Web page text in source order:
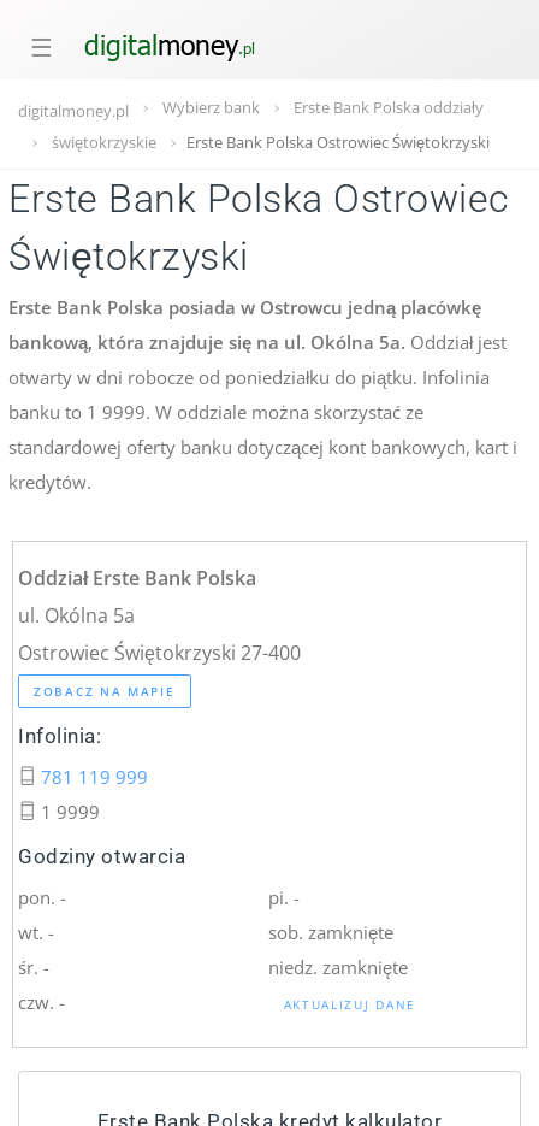
☰
digitalmoney.pl Wybierz bank
Erste Bank Polska oddziały
świętokrzyskie
Erste Bank Polska Ostrowiec Świętokrzyski
Erste Bank Polska Ostrowiec
Świętokrzyski
Erste Bank Polska posiada w Ostrowcu jedną placówkę
bankową, która znajduje się na ul. Okólna 5a. Oddział jest
otwarty w dni robocze od poniedziałku do piątku. Infolinia
banku to 1 9999. W oddziale można skorzystać ze
standardowej oferty banku dotyczącej kont bankowych, kart i
kredytów.
Oddział Erste Bank Polska
ul. Okólna 5a
Ostrowiec Świętokrzyski 27-400
ZOBACZ NA MAPIE
Infolinia:
781 119 999
1 9999
Godziny otwarcia
pon. -
wt. -
śr. -
czw. -
pi. -
sob. zamknięte
niedz. zamknięte
AKTUALIZUJ DANE
Erste Bank Polska kredyt kalkulator